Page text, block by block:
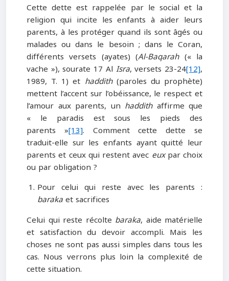
Cette dette est rappelée par le social et la
religion qui incite les enfants à aider leurs
parents, à les protéger quand ils sont âgés ou
malades ou dans le besoin ; dans le Coran,
différents versets (ayates) (Al-Baqarah(« la
vache »), sourate 17 Al Isra, versets 23-24[12],
1989, T. 1) et haddith(paroles du prophète)
mettent l’accent sur l’obéissance, le respect et
l’amour aux parents, un haddithaffirme que
« le paradis est sous les pieds des
parents »[13]. Comment cette dette se
traduit-elle sur les enfants ayant quitté leur
parents et ceux qui restent avec euxpar choix
ou par obligation ?
Pour celui qui reste avec les parents :
barakaet sacrifices
Celui qui reste récolte baraka, aide matérielle
et satisfaction du devoir accompli. Mais les
choses ne sont pas aussi simples dans tous les
cas. Nous verrons plus loin la complexité de
cette situation.